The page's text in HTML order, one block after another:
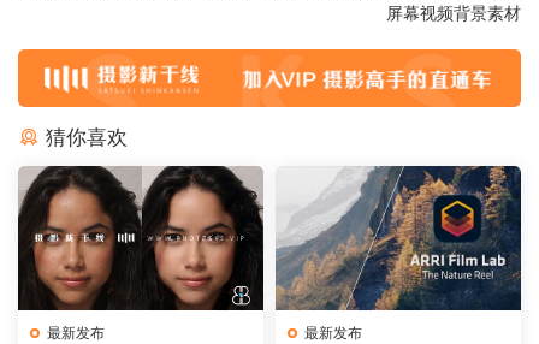
屏幕视频背景素材
猜你喜欢
最新发布 最新发布